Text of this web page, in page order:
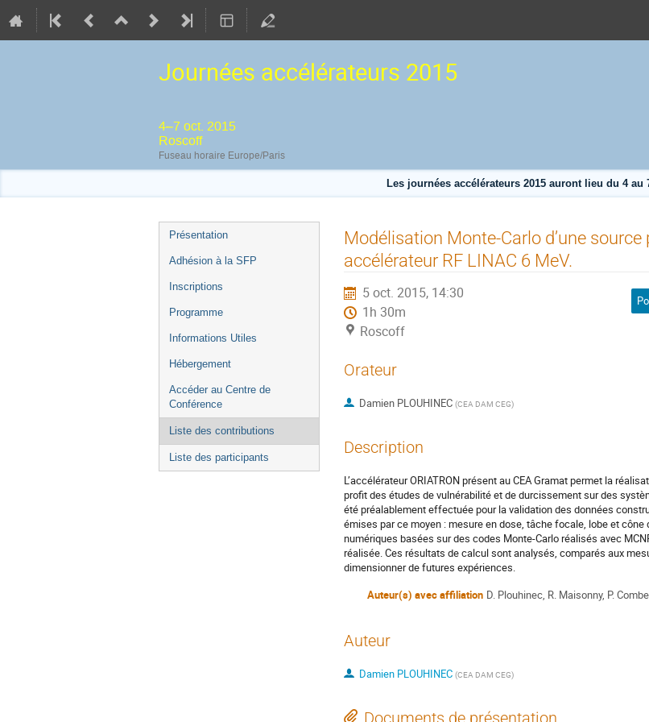
Journées accélérateurs 2015
4–7 oct. 2015
Roscoff
Fuseau horaire Europe/Paris
Les journées accélérateurs 2015 auront lieu du 4 au
Menu
de
Présentation
Adhésion à la SFP
Inscriptions
Programme
Informations Utiles
Hébergement
Accéder au Centre de
Conférence
Liste des contributions
Liste des participants
Modélisation Monte-Carlo d’une
accélérateur RF LINAC 6 MeV.
5 oct. 2015, 14:30
1h 30m
Roscoff
Orateur
Damien PLOUHINEC (CEA DAM CEG)
Description
L’accélérateur ORIATRON présent au CEA Gramat permet la
profit des études de vulnérabilité et de durcissement sur des
été préalablement effectuée pour la validation des données
émises par ce moyen : mesure en dose, tâche focale, lobe et
numériques basées sur des codes Monte-Carlo réalisés avec
réalisée. Ces résultats de calcul sont analysés, comparés aux
dimensionner de futures expériences.
Auteur(s) avec affiliation D. Plouhinec, R. Maisonny, P.
Auteur
Damien PLOUHINEC (CEA DAM CEG)